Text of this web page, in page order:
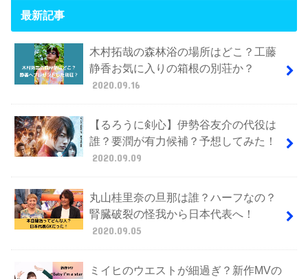
最新記事
木村拓哉の森林浴の場所はどこ？工藤
静香お気に入りの箱根の別荘か？
2020.09.16
【るろうに剣心】伊勢谷友介の代役は
誰？要潤が有力候補？予想してみた！
2020.09.09
丸山桂里奈の旦那は誰？ハーフなの？
腎臓破裂の怪我から日本代表へ！
2020.09.05
ミイヒのウエストが細過ぎ？新作MVの